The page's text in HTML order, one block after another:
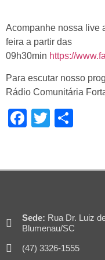
Acompanhe nossa live
feira a partir das
09h30min https://
Para escutar nosso
Rádio Comunitária
Facebook
Twitter
Sede: Rua Dr. Luiz
Blumenau/SC
(47) 3326-1555